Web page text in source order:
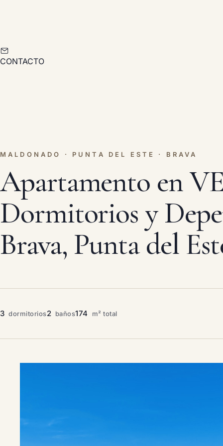
CONTACTO
MALDONADO · PUNTA DEL ESTE · BRAVA
Apartamento en
Dormitorios y
Brava, Punta del
3 dormitorios2 baños174 m² total